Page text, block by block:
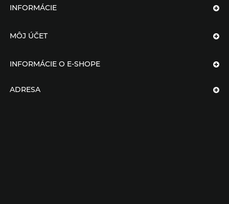
INFORMÁCIE
MÔJ ÚČET
INFORMÁCIE O E-SHOPE
ADRESA